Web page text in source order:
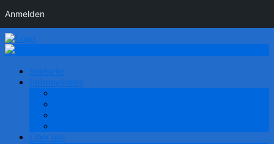
Startseite
Informationen
Über uns
Anmelden